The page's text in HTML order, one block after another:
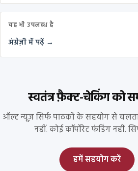
यह भी उपलब्ध है
अंग्रेज़ी में पढ़ें →
स्वतंत्र फ़ैक्ट-चेकिंग को
ऑल्ट न्यूज़ सिर्फ पाठकों के सहयोग से चलता
नहीं. कोई कॉर्पोरेट फंडिंग नहीं.
हमें सहयोग करें